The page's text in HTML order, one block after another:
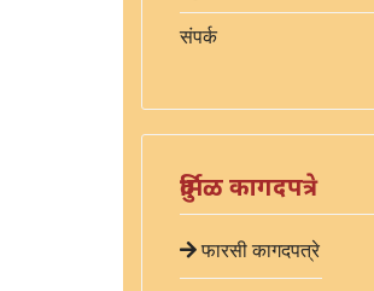
संपर्क
दुर्मिळ कागदपत्रे
फारसी कागदपत्रे